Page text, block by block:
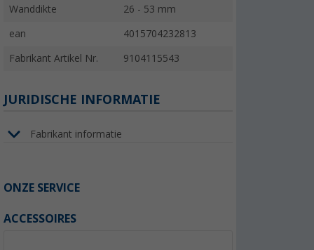
Wanddikte 26 - 53 mm
ean 4015704232813
Fabrikant Artikel Nr. 9104115543
JURIDISCHE INFORMATIE
Fabrikant informatie
ONZE SERVICE
ACCESSOIRES